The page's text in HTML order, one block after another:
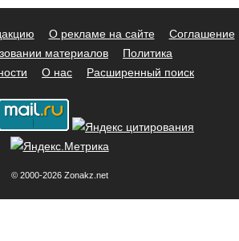
О рекламе на сайте
Соглашение
материалов
Политика
О нас Расширенный поиск
© 2000-2026 Zonakz.net